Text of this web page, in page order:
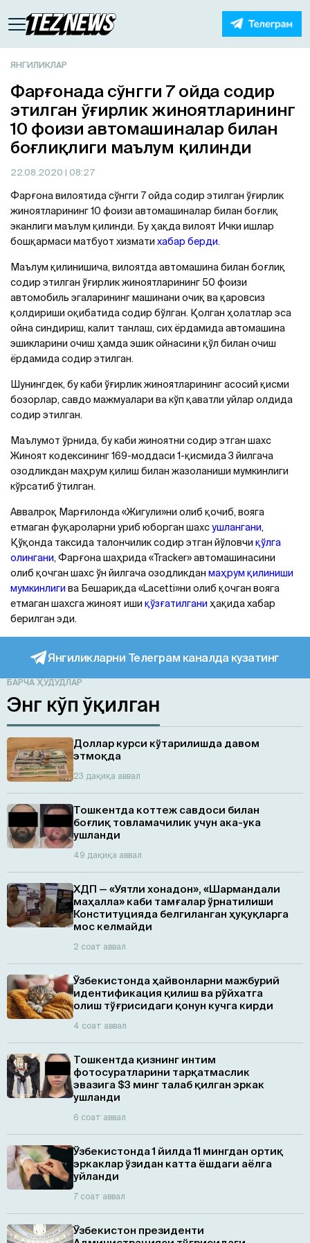
ЯНГИЛИКЛАР
Фарғонада сўнгги 7 ойда содир
этилган ўғирлик жиноятларининг
10 фоизи автомашиналар билан
боғлиқлиги маълум қилинди
22.08.2020 | 08:27
Фарғона вилоятида сўнгги 7 ойда содир этилган ўғирлик
жиноятларининг 10 фоизи автомашиналар билан боғлиқ
эканлиги маълум қилинди. Бу ҳақда вилоят Ички ишлар
бошқармаси матбуот хизмати хабар берди.
Маълум қилинишича, вилоятда автомашина билан боғлиқ
содир этилган ўғирлик жиноятларининг 50 фоизи
автомобиль эгаларининг машинани очиқ ва қаровсиз
қолдириши оқибатида содир бўлган. Қолган ҳолатлар эса
ойна синдириш, калит танлаш, сих ёрдамида автомашина
эшикларини очиш ҳамда эшик ойнасини қўл билан очиш
ёрдамида содир этилган.
Шунингдек, бу каби ўғирлик жиноятларининг асосий қисми
бозорлар, савдо мажмуалари ва кўп қаватли уйлар олдида
содир этилган.
Маълумот ўрнида, бу каби жиноятни содир этган шахс
Жиноят кодексининг 169-моддаси 1-қисмида 3 йилгача
озодликдан маҳрум қилиш билан жазоланиши мумкинлиги
кўрсатиб ўтилган.
Aввалроқ Марғилонда «Жигули»ни олиб қочиб, вояга
етмаган фуқароларни уриб юборган шахсушлангани,
Қўқонда таксида талончилик содир этган йўловчи қўлга
олингани, Фарғона шаҳрида «Tracker» автомашинасини
олиб қочган шахс ўн йилгача озодликдан маҳрум қилиниши
мумкинлиги ва Бешариқда «Lacetti»ни олиб қочган вояга
етмаган шахсга жиноят иши қўзғатилгани ҳақида хабар
берилган эди.
Янгиликларни Телеграм каналда кузатинг
БАРЧА ҲУДУДЛАР
Энг кўп ўқилган
Доллар курси кўтарилишда давом
этмоқда
23 дақиқа аввал
Тошкентда коттеж савдоси билан
боғлиқ товламачилик учун ака-ука
ушланди
49 дақиқа аввал
ХДП — «Уятли хонадон», «Шармандали
маҳалла» каби тамғалар ўрнатилиши
Конституцияда белгиланган ҳуқуқларга
мос келмайди
2 соат аввал
Ўзбекистонда ҳайвонларни мажбурий
идентификация қилиш ва рўйхатга
олиш тўғрисидаги қонун кучга кирди
4 соат аввал
Тошкентда қизнинг интим
фотосуратларини тарқатмаслик
эвазига $3 минг талаб қилган эркак
ушланди
6 соат аввал
Ўзбекистонда 1 йилда 11 мингдан ортиқ
эркаклар ўзидан катта ёшдаги аёлга
уйланди
7 соат аввал
Ўзбекистон президенти